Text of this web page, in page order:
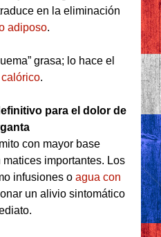
en la eliminación
adiposo.
grasa; lo hace el
.
para el dolor de
con mayor base
importantes. Los
infusiones o agua con
un alivio sintomático